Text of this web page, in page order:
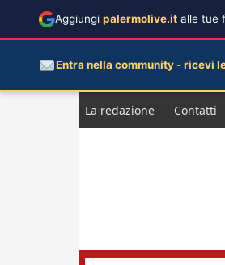
La redazione Contatti
Aggiungi palermolive.it alle tue
Entra nella community - ricevi